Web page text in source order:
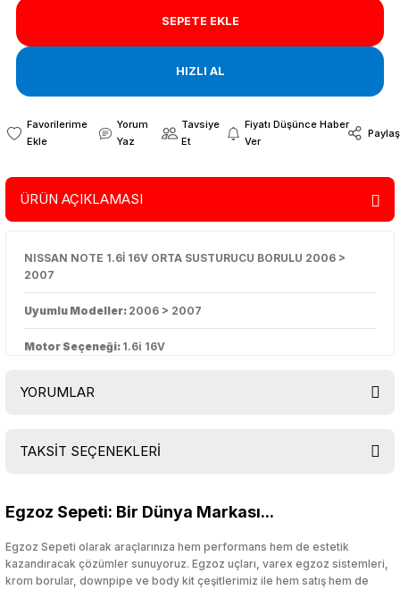
SEPETE EKLE
HIZLI AL
Yorum
Yaz
Tavsiye
Et
Fiyatı Düşünce Haber
Ver
Paylaş
ÜRÜN AÇIKLAMASI
NISSAN NOTE 1.6İ 16V ORTA SUSTURUCU BORULU 2006 >
2007
Uyumlu Modeller: 2006 > 2007
Motor Seçeneği: 1.6i 16V
YORUMLAR
TAKSİT SEÇENEKLERİ
Egzoz Sepeti: Bir Dünya Markası...
Egzoz Sepeti olarak araçlarınıza hem performans hem de estetik
kazandıracak çözümler sunuyoruz. Egzoz uçları, varex egzoz sistemleri,
krom borular, downpipe ve body kit çeşitlerimiz ile hem satış hem de